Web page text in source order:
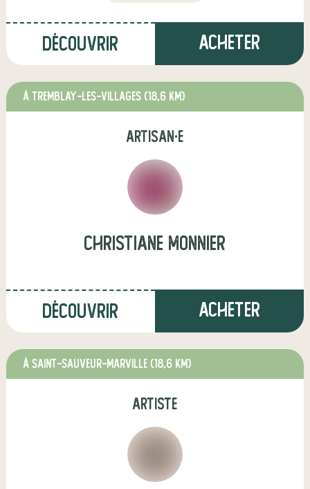
Découvrir Acheter
à TREMBLAY-LES-VILLAGES (18,6 km)
artisan·e
christiane monnier
Découvrir Acheter
à SAINT-SAUVEUR-MARVILLE (18,6 km)
artiste